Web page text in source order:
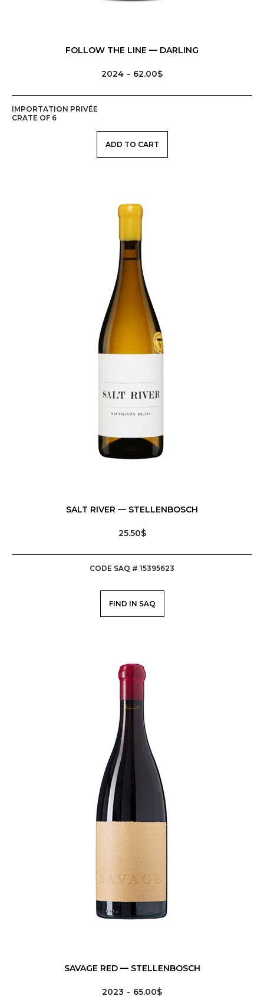
VINS, BIÈRES, CIDRES ET SPIRITUEUX
FOLLOW THE LINE — DARLING
2024 62.00$
IMPORTATION PRIVÉE
CRATE OF 6
ADD TO CART
SALT RIVER — STELLENBOSCH
25.50$
CODE SAQ # 15395623
FIND IN SAQ
SAVAGE RED — STELLENBOSCH
2023 65.00$